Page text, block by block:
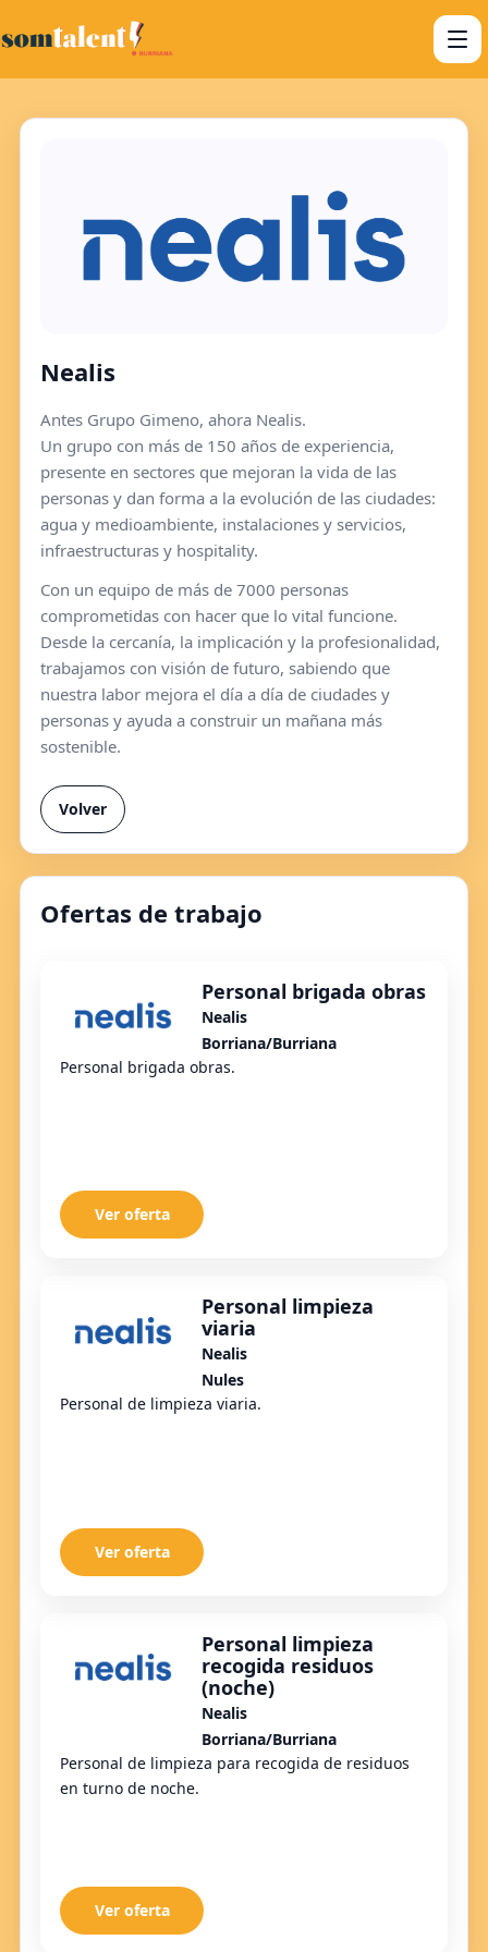
Nealis
Antes Grupo Gimeno, ahora Nealis.
Un grupo con más de 150 años de experiencia,
presente en sectores que mejoran la vida de las
personas y dan forma a la evolución de las ciudades:
agua y medioambiente, instalaciones y servicios,
infraestructuras y hospitality.
Con un equipo de más de 7000 personas
comprometidas con hacer que lo vital funcione.
Desde la cercanía, la implicación y la profesionalidad,
trabajamos con visión de futuro, sabiendo que
nuestra labor mejora el día a día de ciudades y
personas y ayuda a construir un mañana más
sostenible.
Volver
Ofertas de trabajo
Personal brigada obras
Nealis
Borriana/Burriana
Personal brigada obras.
Ver oferta
Personal limpieza
viaria
Nealis
Nules
Personal de limpieza viaria.
Ver oferta
Personal limpieza
recogida residuos
(noche)
Nealis
Borriana/Burriana
Personal de limpieza para recogida de residuos
en turno de noche.
Ver oferta